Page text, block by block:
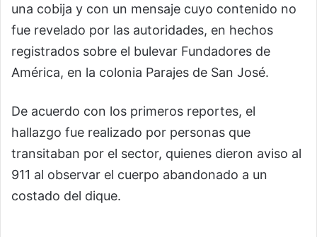
una cobija y con un mensaje cuyo contenido no
fue revelado por las autoridades, en hechos
registrados sobre el bulevar Fundadores de
América, en la colonia Parajes de San José.
De acuerdo con los primeros reportes, el
hallazgo fue realizado por personas que
transitaban por el sector, quienes dieron aviso al
911 al observar el cuerpo abandonado a un
costado del dique.